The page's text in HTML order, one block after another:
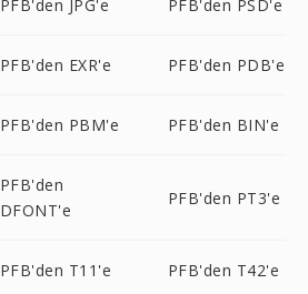
PFB'den JPG'e PFB'den PSD'e
PFB'den EXR'e PFB'den PDB'e
PFB'den PBM'e PFB'den BIN'e
PFB'den
DFONT'e
PFB'den PT3'e
PFB'den T11'e PFB'den T42'e